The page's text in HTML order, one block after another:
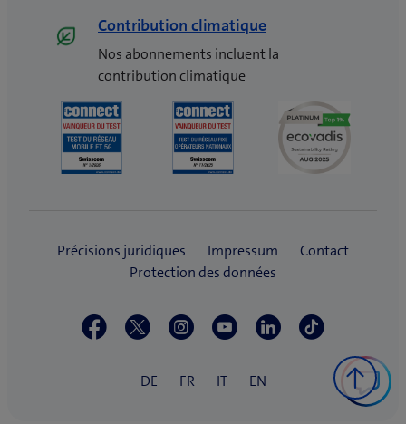
Contribution climatique
Nos abonnements incluent la
contribution climatique